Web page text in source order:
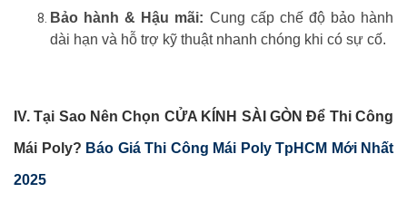
Bảo hành & Hậu mãi: Cung cấp chế độ bảo hành
dài hạn và hỗ trợ kỹ thuật nhanh chóng khi có sự cố.
IV. Tại Sao Nên Chọn CỬA KÍNH SÀI GÒN Để Thi Công
Mái Poly? Báo Giá Thi Công Mái Poly TpHCM Mới Nhất
2025